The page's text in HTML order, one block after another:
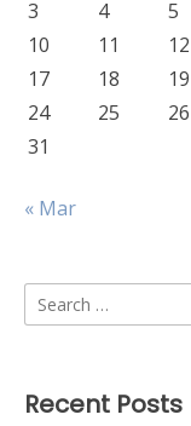
3
4 5
10
11 12
17
18 19
24
25 26
31
« Mar
Search
for:
Recent Posts